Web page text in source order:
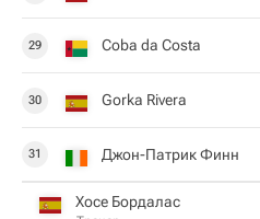
29 Coba da Costa
30 Gorka Rivera
31 Джон-Патрик Финн
Хосе Бордалас